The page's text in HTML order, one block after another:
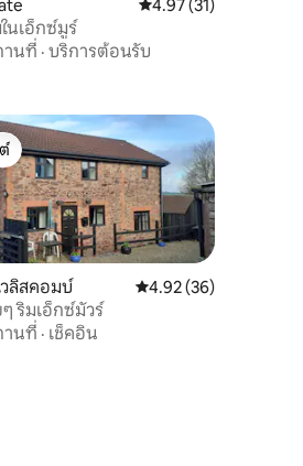
รีวิว
คะแนนเฉลี่ย 4.97 จาก
4.97 (31)
นเอ็กซ์มูร์
านที่ · บริการต้อนรับ
วิว
สุด
วลิสคอมบ์ คะแนนเฉลี่ย 4.92 จาก
4.92 (36)
ริมเอ็กซ์มัวร์
านที่ · เช็คอิน